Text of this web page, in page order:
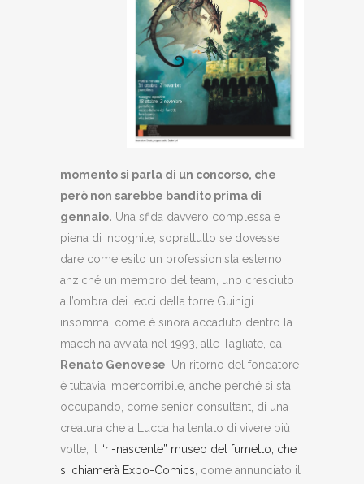
momento si parla di un concorso, che
però non sarebbe bandito prima di
gennaio. Una sfida davvero complessa e
piena di incognite, soprattutto se dovesse
dare come esito un professionista esterno
anziché un membro del team, uno cresciuto
all’ombra dei lecci della torre Guinigi
insomma, come è sinora accaduto dentro la
macchina avviata nel 1993, alle Tagliate, da
Renato Genovese . Un ritorno del fondatore
è tuttavia impercorribile, anche perché si sta
occupando, come senior consultant, di una
creatura che a Lucca ha tentato di vivere più
volte, il “ri-nascente” museo del fumetto, che
si chiamerà Expo-Comics , come annunciato il